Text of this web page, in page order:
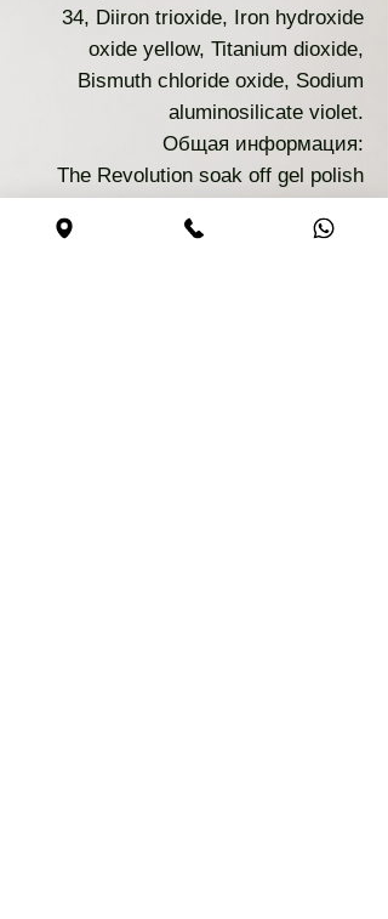
34, Diiron trioxide, Iron hydroxide
oxide yellow, Titanium dioxide,
Bismuth chloride oxide, Sodium
aluminosilicate violet.
Общая информация:
The Revolution soak off gel polish
light system for 30-60 second. It is